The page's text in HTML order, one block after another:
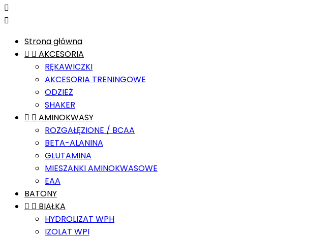


Strona główna
  AKCESORIA
RĘKAWICZKI
AKCESORIA TRENINGOWE
ODZIEŻ
SHAKER
  AMINOKWASY
ROZGAŁĘZIONE / BCAA
BETA-ALANINA
GLUTAMINA
MIESZANKI AMINOKWASOWE
EAA
BATONY
  BIAŁKA
HYDROLIZAT WPH
IZOLAT WPI